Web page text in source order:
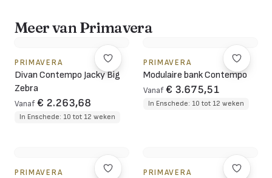
Meer van Primavera
PRIMAVERA
Divan Contempo Jacky Big
Zebra
Vanaf € 2.263,68
In Enschede: 10 tot 12 weken
PRIMAVERA
Modulaire bank Contempo
Vanaf € 3.675,51
In Enschede: 10 tot 12 weken
PRIMAVERA PRIMAVERA